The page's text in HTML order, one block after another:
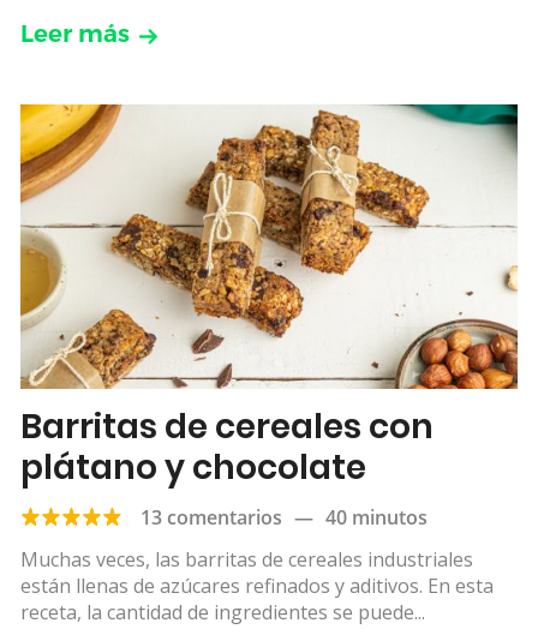
Leer más
Barritas de cereales con
plátano y chocolate
13 comentarios — 40 minutos
Muchas veces, las barritas de cereales industriales
están llenas de azúcares refinados y aditivos. En esta
receta, la cantidad de ingredientes se puede...